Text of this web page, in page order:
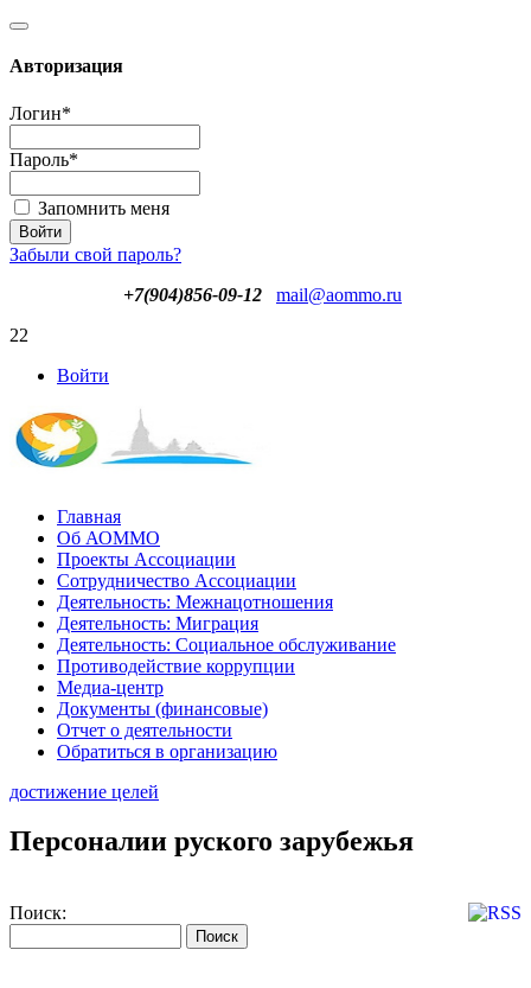
Авторизация
Логин*
Пароль*
Запомнить меня
Забыли свой пароль?
+7(904)856-09-12
mail@aommo.ru
22
Войти
Главная
Об АОММО
Проекты Ассоциации
Сотрудничество Ассоциации
Деятельность: Межнацотношения
Деятельность: Миграция
Деятельность: Социальное обслуживание
Противодействие коррупции
Медиа-центр
Документы (финансовые)
Отчет о деятельности
Обратиться в организацию
достижение целей
Персоналии руского зарубежья
Поиск: